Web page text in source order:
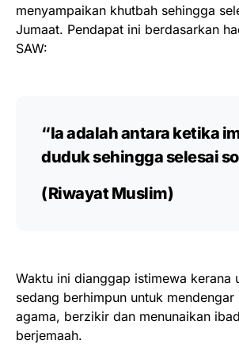
menyampaikan khutbah sehingga
Jumaat. Pendapat ini berdasarkan
SAW:
“Ia adalah antara ketika
duduk sehingga selesai
(Riwayat Muslim)
Waktu ini dianggap istimewa kerana
sedang berhimpun untuk mendengar
agama, berzikir dan menunaikan
berjemaah.